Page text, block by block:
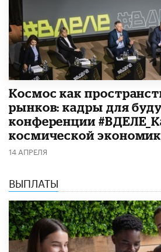
Космос как
рынков: кадры для
конференции
космической
14 АПРЕЛЯ
ВЫПЛАТЫ